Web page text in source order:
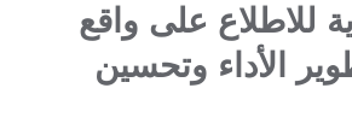
للاطلاع على واقع
الأداء وتحسين